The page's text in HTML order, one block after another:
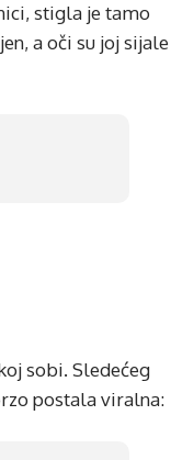
stigla je tamo
a oči su joj sijale
sobi. Sledećeg
postala viralna: